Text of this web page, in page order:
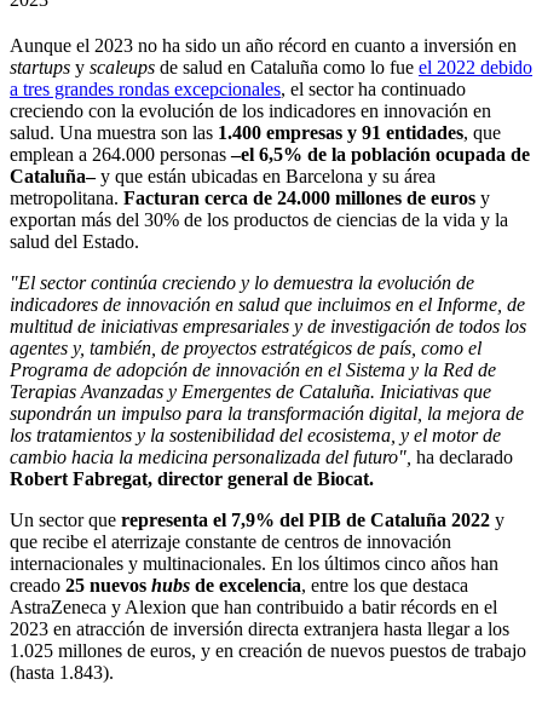
Aunque el 2023 no ha sido un año récord en cuanto a inversión en
startups y scaleups de salud en Cataluña como lo fue el 2022 debido
a tres grandes rondas excepcionales, el sector ha continuado
creciendo con la evolución de los indicadores en innovación en
salud. Una muestra son las 1.400 empresas y 91 entidades, que
emplean a 264.000 personas–el 6,5% de la población ocupada de
Cataluña–y que están ubicadas en Barcelona y su área
metropolitana. Facturan cerca de 24.000 millones de euros y
exportan más del 30% de los productos de ciencias de la vida y la
salud del Estado.
"El sector continúa creciendo y lo demuestra la evolución de
indicadores de innovación en salud que incluimos en el Informe, de
multitud de iniciativas empresariales y de investigación de todos los
agentes y, también, de proyectos estratégicos de país, como el
Programa de adopción de innovación en el Sistema y la Red de
Terapias Avanzadas y Emergentes de Cataluña. Iniciativas que
supondrán un impulso para la transformación digital, la mejora de
los tratamientos y la sostenibilidad del ecosistema, y el motor de
cambio hacia la medicina personalizada del futuro", ha declarado
Robert Fabregat, director general de Biocat.
Un sector que representa el 7,9% del PIB de Cataluña 2022 y
que recibe el aterrizaje constante de centros de innovación
internacionales y multinacionales. En los últimos cinco años han
creado 25 nuevos hubs de excelencia, entre los que destaca
AstraZeneca y Alexion que han contribuido a batir récords en el
2023 en atracción de inversión directa extranjera hasta llegar a los
1.025 millones de euros, y en creación de nuevos puestos de trabajo
(hasta 1.843).